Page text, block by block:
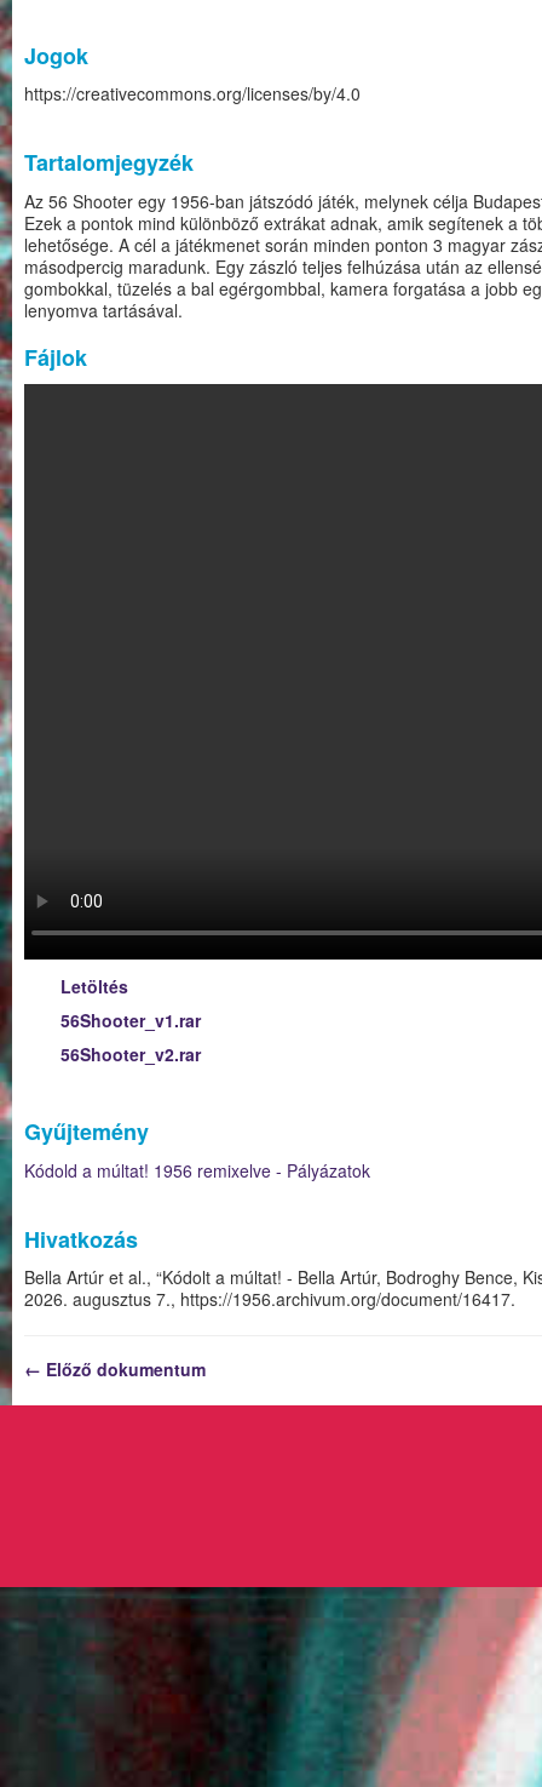
Jogok
https://creativecommons.org/licenses/by/4.0
Tartalomjegyzék
Az 56 Shooter egy 1956-ban játszódó játék, melynek célja
Ezek a pontok mind különböző extrákat adnak, amik segítenek a
lehetősége. A cél a játékmenet során minden ponton 3 magyar
másodpercig maradunk. Egy zászló teljes felhúzása után az
gombokkal, tüzelés a bal egérgombbal, kamera forgatása a jobb
lenyomva tartásával.
Fájlok
Letöltés
56Shooter_v1.rar
56Shooter_v2.rar
Gyűjtemény
Kódold a múltat! 1956 remixelve - Pályázatok
Hivatkozás
Bella Artúr et al., “Kódolt a múltat! - Bella Artúr, Bodroghy Bence,
2026. augusztus 7., https://1956.archivum.org/document/16417.
← Előző dokumentum